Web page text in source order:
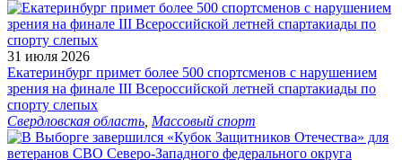
31 июля 2026
Екатеринбург примет более 500 спортсменов с нарушением
зрения на финале III Всероссийской летней спартакиады по
спорту слепых
Свердловская область Массовый спорт